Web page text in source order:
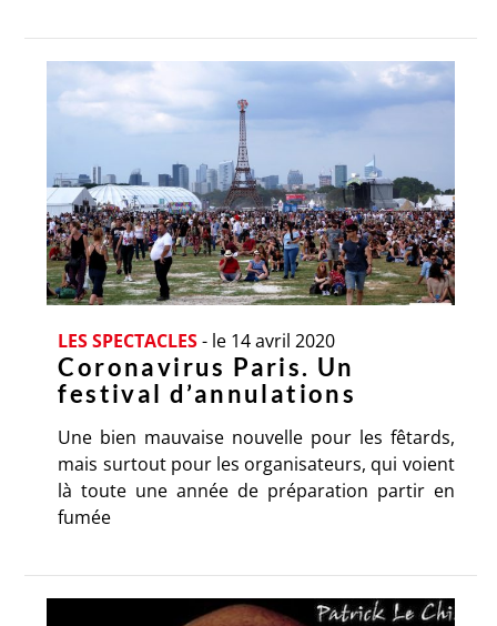
LES SPECTACLES- le 14 avril 2020
Coronavirus Paris. Un
festival d’annulations
Une bien mauvaise nouvelle pour les fêtards,
mais surtout pour les organisateurs, qui voient
là toute une année de préparation partir en
fumée